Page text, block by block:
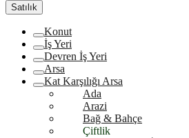
Satılık
Konut
İş Yeri
Devren İş Yeri
Arsa
Kat Karşılığı Arsa
Ada
Arazi
Bağ & Bahçe
Çiftlik